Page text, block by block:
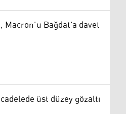
Macron’u Bağdat'a davet
üst düzey gözaltı